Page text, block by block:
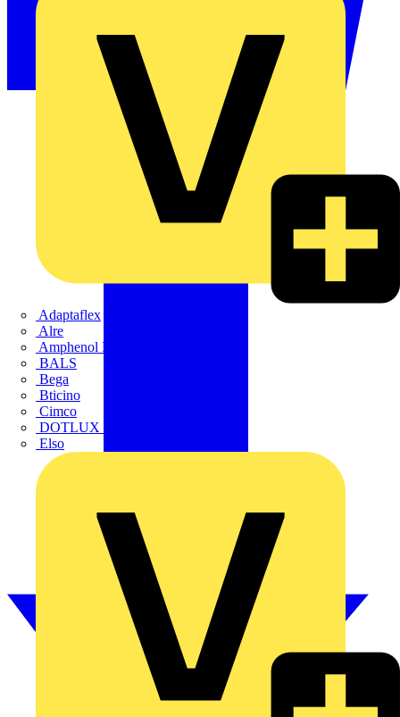
Adaptaflex
Alre
Amphenol FTG
BALS
Bega
Bticino
Cimco
DOTLUX GmbH
Elso